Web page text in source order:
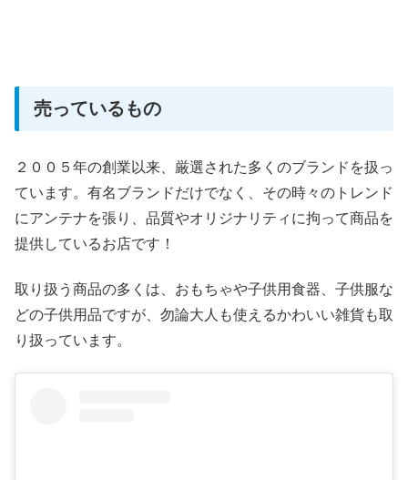
売っているもの
２００５年の創業以来、厳選された多くのブランドを扱っ
ています。有名ブランドだけでなく、その時々のトレンド
にアンテナを張り、品質やオリジナリティに拘って商品を
提供しているお店です！
取り扱う商品の多くは、おもちゃや子供用食器、子供服な
どの子供用品ですが、勿論大人も使えるかわいい雑貨も取
り扱っています。